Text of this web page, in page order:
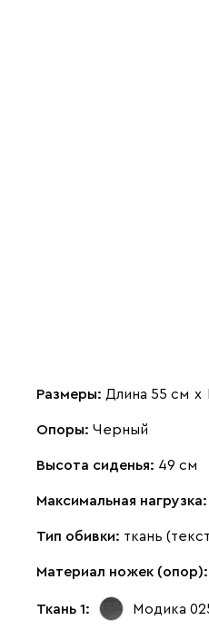
Размеры: Длина 55 см х
Опоры: Черный
Высота сиденья: 49 см
Максимальная нагрузка:
Тип обивки: ткань
Материал ножек (опор):
Ткань 1: Модика